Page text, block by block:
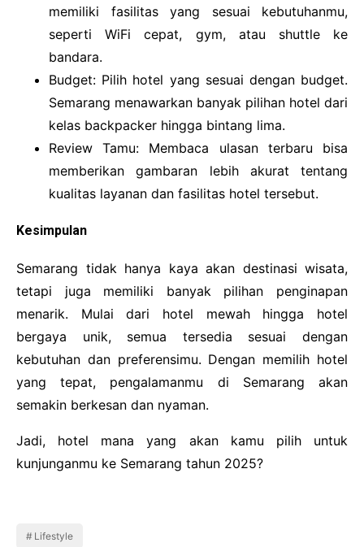
memiliki fasilitas yang sesuai kebutuhanmu,
seperti WiFi cepat, gym, atau shuttle ke
bandara.
Budget: Pilih hotel yang sesuai dengan budget.
Semarang menawarkan banyak pilihan hotel dari
kelas backpacker hingga bintang lima.
Review Tamu: Membaca ulasan terbaru bisa
memberikan gambaran lebih akurat tentang
kualitas layanan dan fasilitas hotel tersebut.
Kesimpulan
Semarang tidak hanya kaya akan destinasi wisata,
tetapi juga memiliki banyak pilihan penginapan
menarik. Mulai dari hotel mewah hingga hotel
bergaya unik, semua tersedia sesuai dengan
kebutuhan dan preferensimu. Dengan memilih hotel
yang tepat, pengalamanmu di Semarang akan
semakin berkesan dan nyaman.
Jadi, hotel mana yang akan kamu pilih untuk
kunjunganmu ke Semarang tahun 2025?
Lifestyle